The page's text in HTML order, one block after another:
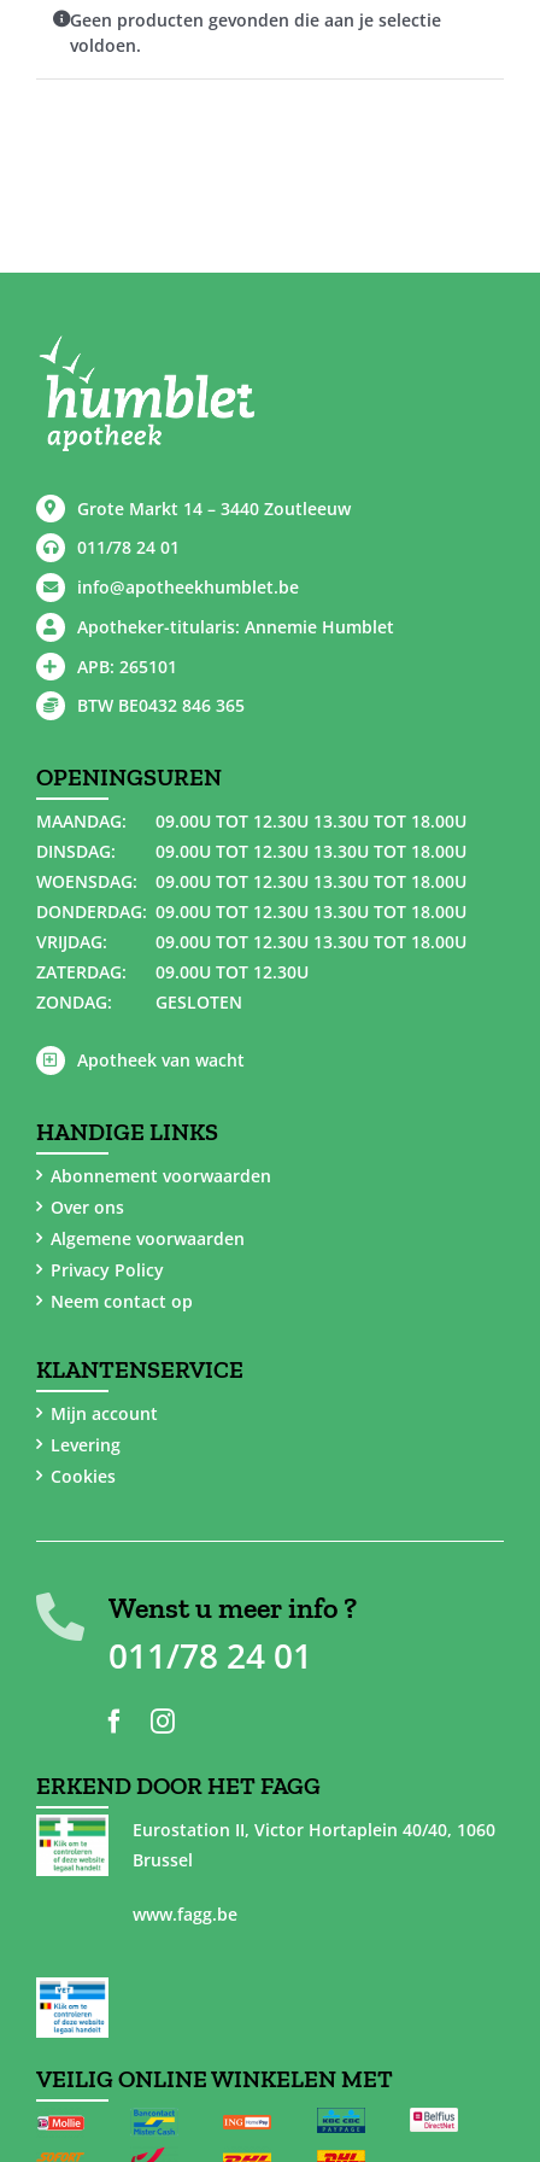
Geen producten gevonden die aan je selectie
voldoen.
Grote Markt 14 – 3440 Zoutleeuw
011/78 24 01
info@apotheekhumblet.be
Apotheker-titularis: Annemie Humblet
APB: 265101
BTW BE0432 846 365
OPENINGSUREN
MAANDAG:
09.00U TOT 12.30U 13.30U TOT 18.00U
DINSDAG:
09.00U TOT 12.30U 13.30U TOT 18.00U
WOENSDAG:
09.00U TOT 12.30U 13.30U TOT 18.00U
DONDERDAG: 09.00U TOT 12.30U 13.30U TOT 18.00U
VRIJDAG:
09.00U TOT 12.30U 13.30U TOT 18.00U
ZATERDAG:
09.00U TOT 12.30U
ZONDAG:
GESLOTEN
Apotheek van wacht
HANDIGE LINKS
Abonnement voorwaarden
Over ons
Algemene voorwaarden
Privacy Policy
Neem contact op
KLANTENSERVICE
Mijn account
Levering
Cookies
Wenst u meer info ?
011/78 24 01
ERKEND DOOR HET FAGG
Eurostation II, Victor Hortaplein 40/40, 1060
Brussel
www.fagg.be
VEILIG ONLINE WINKELEN MET